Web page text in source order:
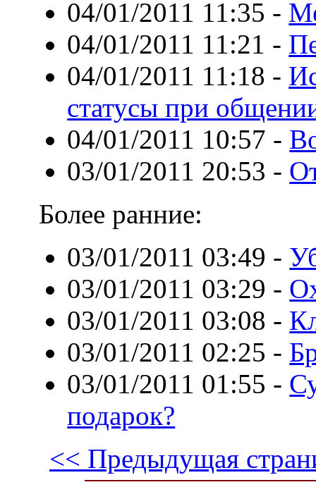
04/01/2011 11:35 -
04/01/2011 11:21 -
04/01/2011 11:18 -
статусы при
04/01/2011 10:57 -
03/01/2011 20:53 -
Более ранние:
03/01/2011 03:49 -
03/01/2011 03:29 -
03/01/2011 03:08 -
03/01/2011 02:25 -
03/01/2011 01:55 -
подарок?
<< Предыдущая